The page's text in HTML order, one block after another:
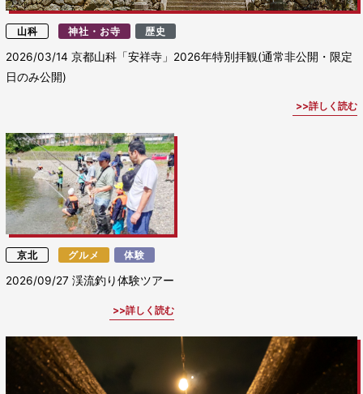
山科 神社・お寺 歴史
2026/03/14京都山科「安祥寺」2026年特別拝観(通常非公開・限定
日のみ公開)
詳しく読む
京北 グルメ 体験
2026/09/27渓流釣り体験ツアー
詳しく読む